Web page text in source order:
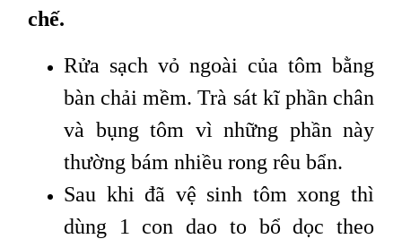
chế.
Rửa sạch vỏ ngoài của tôm bằng
bàn chải mềm. Trà sát kĩ phần chân
và bụng tôm vì những phần này
thường bám nhiều rong rêu bẩn.
Sau khi đã vệ sinh tôm xong thì
dùng 1 con dao to bổ dọc theo